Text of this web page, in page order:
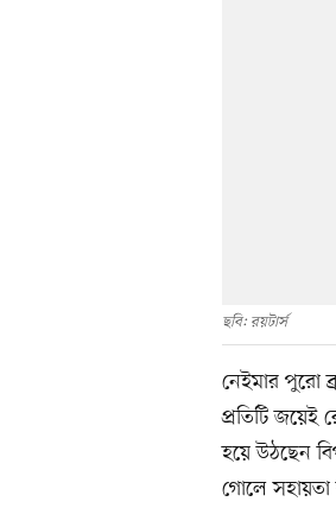
ছবি: রয়টার্স
নেইমার পুরো
প্রতিটি জয়েই
হয়ে উঠছেন
গোলে